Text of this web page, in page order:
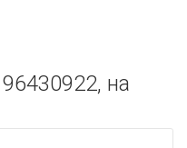
на